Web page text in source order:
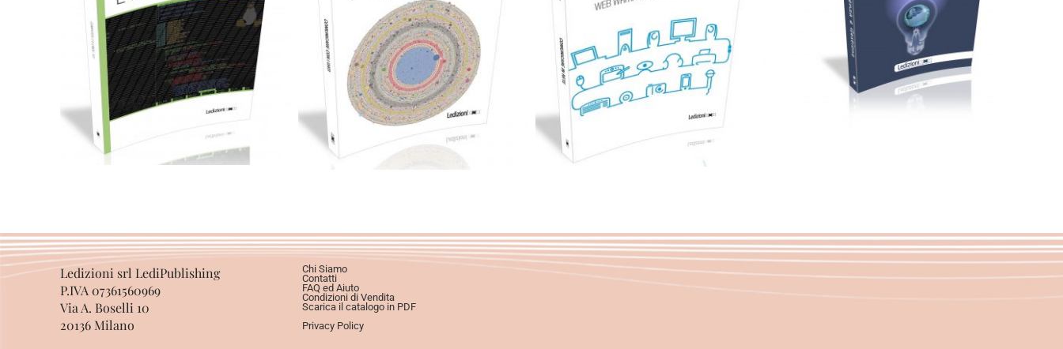
CartaceoeBook in PDF
0,00€ 24,00€
Scegli
19,90€
Aggiungi al carrello
19,90
Aggiungi al carrello
Cartaceo eBook in ePub
11,99 28,00€
Scegli
Ledizioni srl LediPublishing
P.IVA 07361560969
Via A. Boselli 10
20136 Milano
Chi Siamo
Contatti
FAQ ed Aiuto
Condizioni di Vendita
Scarica il catalogo in PDF
Privacy Policy